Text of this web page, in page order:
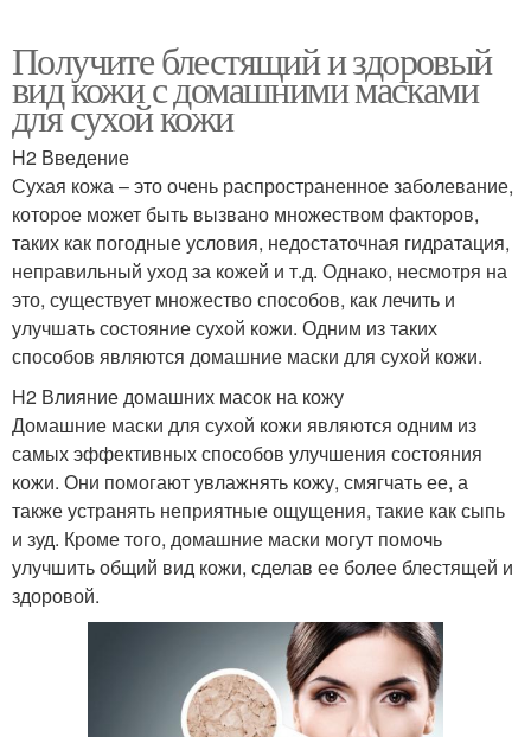
Получите блестящий и здоровый
вид кожи с домашними масками
для сухой кожи
H2 Введение
Сухая кожа – это очень распространенное заболевание,
которое может быть вызвано множеством факторов,
таких как погодные условия, недостаточная гидратация,
неправильный уход за кожей и т.д. Однако, несмотря на
это, существует множество способов, как лечить и
улучшать состояние сухой кожи. Одним из таких
способов являются домашние маски для сухой кожи.
H2 Влияние домашних масок на кожу
Домашние маски для сухой кожи являются одним из
самых эффективных способов улучшения состояния
кожи. Они помогают увлажнять кожу, смягчать ее, а
также устранять неприятные ощущения, такие как сыпь
и зуд. Кроме того, домашние маски могут помочь
улучшить общий вид кожи, сделав ее более блестящей и
здоровой.